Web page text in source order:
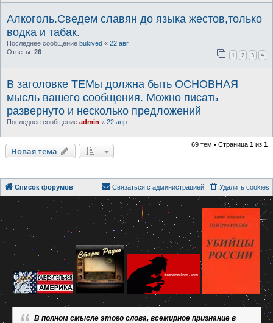
Алкоголь.Сведем славян до языка жестов,только
водка и табак.
Последнее сообщение bukived « 22 авг
Ответы: 26 1 2 3 4
В заголовке ТЕМы должна быть ОСНОВНАЯ
мысль вашего сообщения. Можно писать
развернуто и несколько предложений
Последнее сообщение admin « 22 апр
Новая тема
69 тем • Страница 1 из 1
Список форумов Удалить cookies
Связаться с администрацией
В полном смысле этого слова, всемирное признание в